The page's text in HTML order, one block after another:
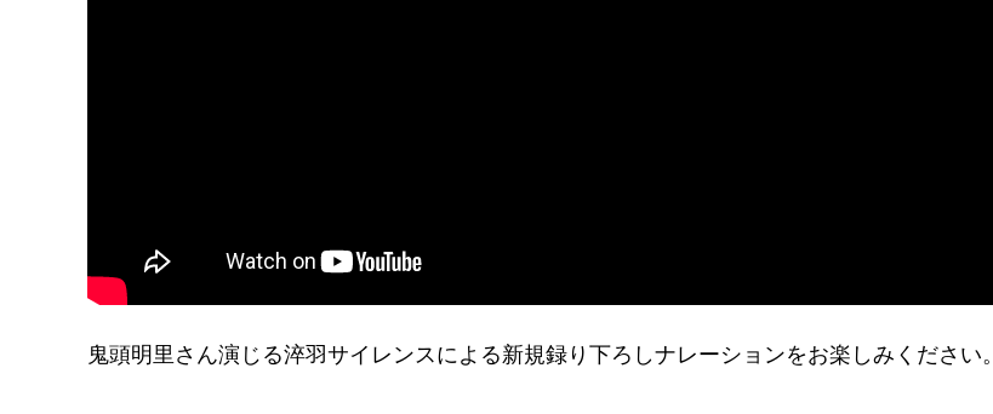
鬼頭明里さん演じる淬羽サイレンスによる新規録り下ろしナレーションをお楽しみください。